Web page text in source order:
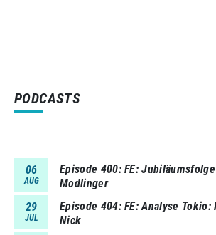
PODCASTS
06
AUG
Episode 400 FE:
Modlinger
29
JUL
Episode 404 FE: Analyse Tokio:
Nick